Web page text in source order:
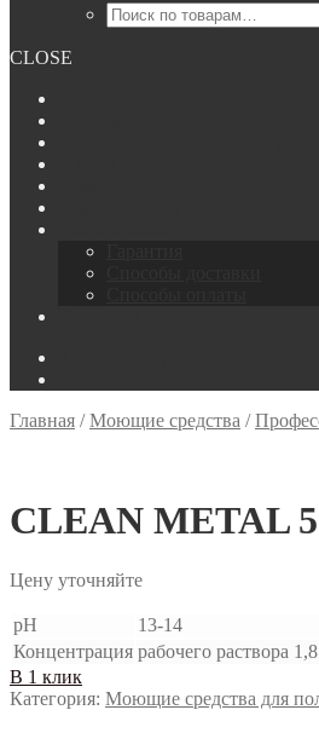
Искать:
CLOSE
Главная /Моющие средства /
CLEAN METAL
Цену уточняйте
pH
13-14
Концентрация рабочего раствора
В 1 клик
Категория: Моющие средства для